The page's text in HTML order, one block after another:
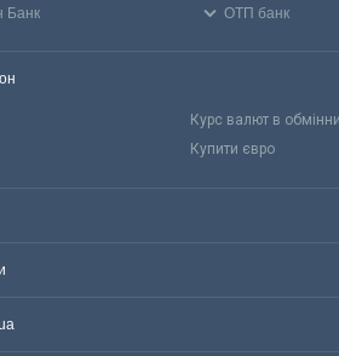
Банк
ОТП банк
Курс валют в
Купити євро